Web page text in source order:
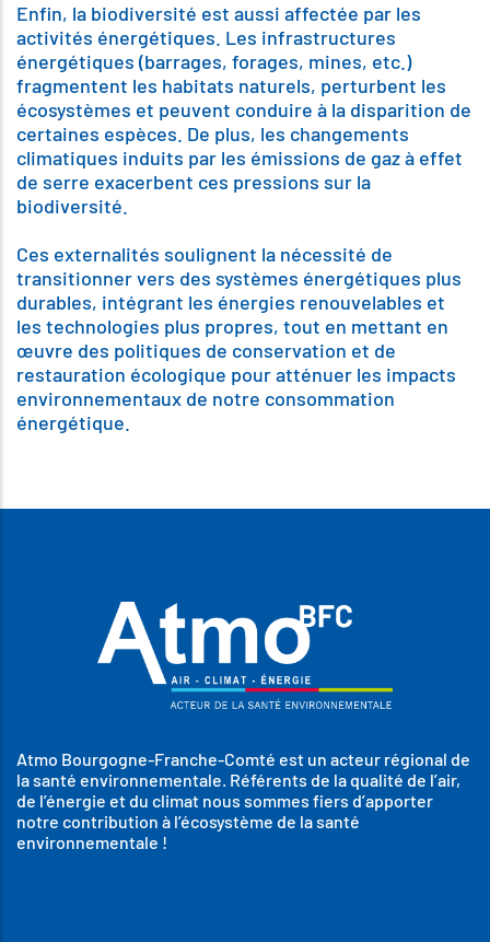
Enfin, la biodiversité est aussi affectée par les
activités énergétiques. Les infrastructures
énergétiques (barrages, forages, mines, etc.)
fragmentent les habitats naturels, perturbent les
écosystèmes et peuvent conduire à la disparition de
certaines espèces. De plus, les changements
climatiques induits par les émissions de gaz à effet
de serre exacerbent ces pressions sur la
biodiversité.
Ces externalités soulignent la nécessité de
transitionner vers des systèmes énergétiques plus
durables, intégrant les énergies renouvelables et
les technologies plus propres, tout en mettant en
œuvre des politiques de conservation et de
restauration écologique pour atténuer les impacts
environnementaux de notre consommation
énergétique.
Atmo Bourgogne-Franche-Comté est un acteur régional de
la santé environnementale. Référents de la qualité de l’air,
de l’énergie et du climat nous sommes fiers d’apporter
notre contribution à l’écosystème de la santé
environnementale !